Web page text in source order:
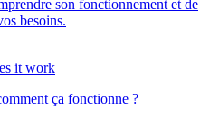
son fonctionnement et de
besoins.
ça fonctionne ?